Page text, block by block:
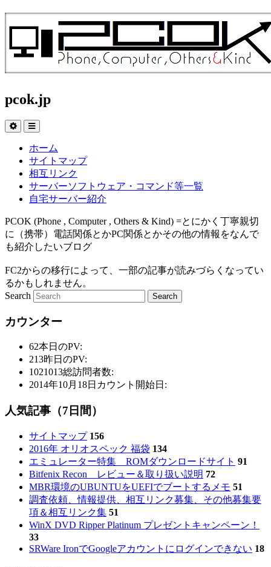
pcok.jp
ホーム
サイトマップ
相互リンク
サーバーソフトウェア・コマンド等一覧
自宅サーバー紹介
PCOK (Phone , Computer , Others & Kind) =とにかく丁寧親切
に（携帯）電話関係とかPC関係とかその他の情報をなんで
も紹介したいブログ
FC2からの移行によって、一部の記事が読みづらくなってい
るかもしれません。
Search
カウンター
62本日のPV:
213昨日のPV:
1021013総訪問者数:
2014年10月18日 カウント開始日:
人気記事（7日間）
サイトマップ 156
2016年 オリオスペック 福袋 134
エミュレーター特集 ROMダウンロードサイト 91
Bitfenix Recon レビュー＆取り扱い説明 72
MBR環境のUBUNTUをUEFIでブートするメモ 51
調査依頼、情報提供、相互リンク募集、その他募集要
項＆相互リンク集 51
WinX DVD Ripper Platinum プレゼントキャンペーン！
33
SRWare IronでGoogleアカウントにログインできない 18